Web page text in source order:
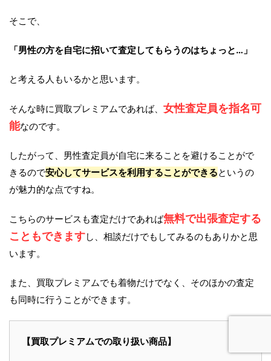
そこで、
「男性の方を自宅に招いて査定してもらうのはちょっと…」
と考える人もいるかと思います。
そんな時に買取プレミアムであれば、 女性査定員を指名可
能なのです。
したがって、男性査定員が自宅に来ることを避けることがで
きるので安心してサービスを利用することができるというの
が魅力的な点ですね。
こちらのサービスも査定だけであれば無料で出張査定する
こともできますし、相談だけでもしてみるのもありかと思
います。
また、買取プレミアムでも着物だけでなく、そのほかの査定
も同時に行うことができます。
【買取プレミアムでの取り扱い商品】